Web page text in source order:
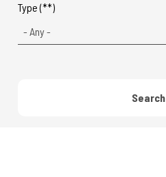
Type (**)
Search